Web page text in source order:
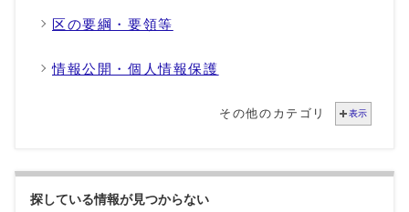
区の要綱・要領等
情報公開・個人情報保護
その他のカテゴリ 表示
探している情報が見つからない